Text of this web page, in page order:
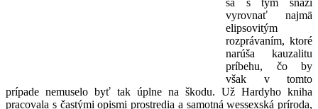
vyrovnať najmä
elipsovitým
rozprávaním, ktoré
narúša kauzalitu
príbehu, čo by
však v tomto
prípade nemuselo byť tak úplne na škodu. Už Hardyho kniha
pracovala s častými opismi prostredia a samotná wessexská príroda,